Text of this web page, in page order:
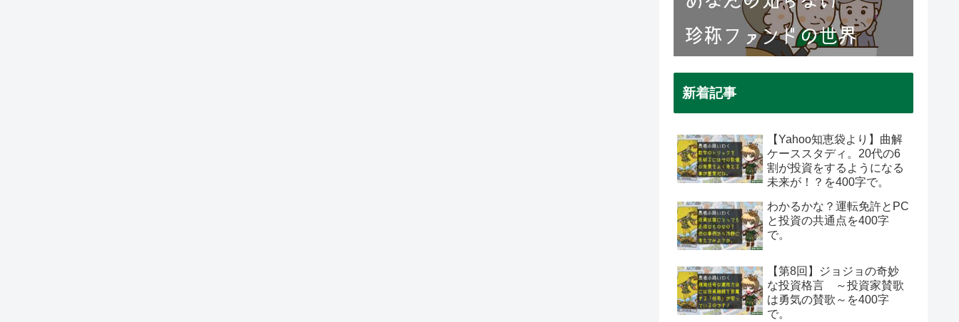
新着記事
【Yahoo知恵袋より】曲解
ケーススタディ。20代の6
割が投資をするようになる
未来が！？を400字で。
わかるかな？運転免許とPC
と投資の共通点を400字
で。
【第8回】ジョジョの奇妙
な投資格言 ～投資家賛歌
は勇気の賛歌～を400字
で。